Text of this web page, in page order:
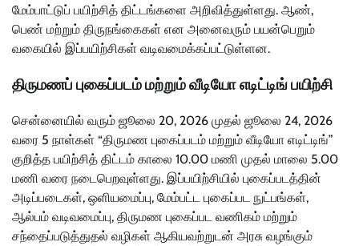
மேம்பாட்டுப் பயிற்சித் திட்டங்களை அறிவித்துள்ளது. ஆண்,
பெண் மற்றும் திருநங்கைகள் என அனைவரும் பயன்பெறும்
வகையில் இப்பயிற்சிகள் வடிவமைக்கப்பட்டுள்ளன.
திருமணப் புகைப்படம் மற்றும் வீடியோ எடிட்டிங் பயிற்சி
சென்னையில் வரும் ஜூலை 20, 2026 முதல் ஜூலை 24, 2026
வரை 5 நாள்கள் “திருமண புகைப்படம் மற்றும் வீடியோ எடிட்டிங்”
குறித்த பயிற்சித் திட்டம் காலை 10.00 மணி முதல் மாலை 5.00
மணி வரை நடைபெறவுள்ளது. இப்பயிற்சியில் புகைப்படத்தின்
அடிப்படைகள், ஒளியமைப்பு, மேம்பட்ட புகைப்பட நுட்பங்கள்,
ஆல்பம் வடிவமைப்பு, திருமண புகைப்பட வணிகம் மற்றும்
சந்தைப்படுத்துதல் வழிகள் ஆகியவற்றுடன் அரசு வழங்கும்